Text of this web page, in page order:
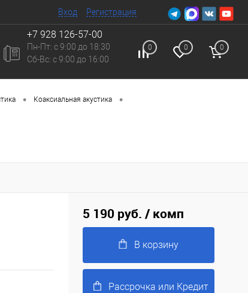
Вход Регистрация
+7 928 126-57-00
Пн-Пт: с 9:00 до 18:30
Сб-Вc: с 9:00 до 16:00
0 0 0
• Коаксиальная акустика •
5 190 руб. / комп
В корзину
Рассрочка или Кредит